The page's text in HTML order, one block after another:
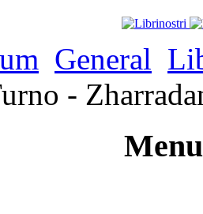
General
-